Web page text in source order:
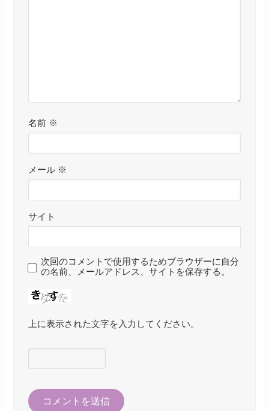
名前 ※
メール ※
サイト
次回のコメントで使用するためブラウザーに自分
の名前、メールアドレス、サイトを保存する。
上に表示された文字を入力してください。